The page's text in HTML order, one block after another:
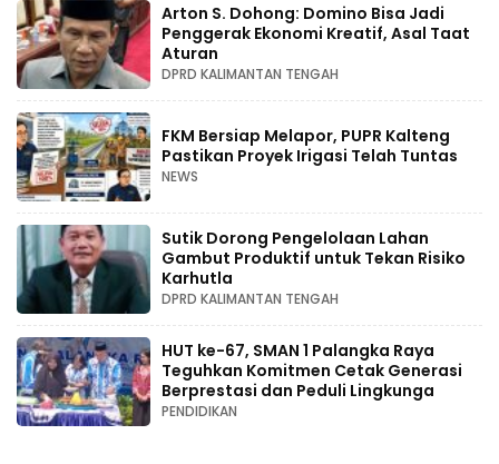
Arton S. Dohong: Domino Bisa Jadi
Penggerak Ekonomi Kreatif, Asal Taat
Aturan
DPRD KALIMANTAN TENGAH
FKM Bersiap Melapor, PUPR Kalteng
Pastikan Proyek Irigasi Telah Tuntas
NEWS
Sutik Dorong Pengelolaan Lahan
Gambut Produktif untuk Tekan Risiko
Karhutla
DPRD KALIMANTAN TENGAH
HUT ke-67, SMAN 1 Palangka Raya
Teguhkan Komitmen Cetak Generasi
Berprestasi dan Peduli Lingkunga
PENDIDIKAN